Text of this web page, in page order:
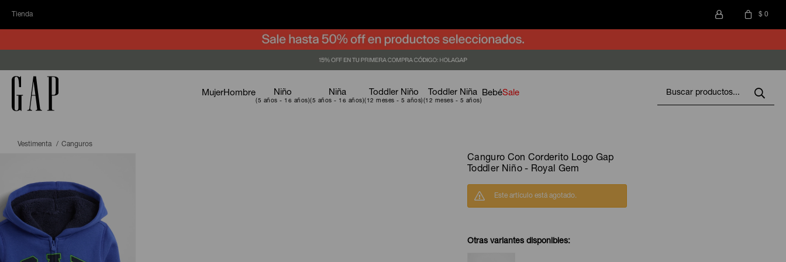
Tienda $ 0
MujerHombre Niño Niña Toddler Niño Toddler Niña BebéSale
Vestimenta Canguros
Canguro Con Corderito Logo Gap
Toddler Niño - Royal Gem
Este artículo está agotado.
Otras variantes disponibles: